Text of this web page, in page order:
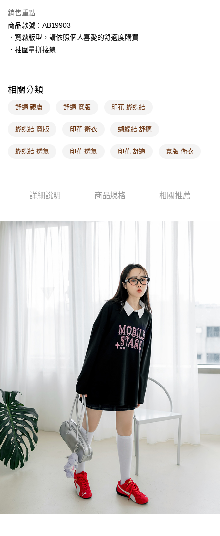
每筆NT$60，滿NT$1,000(含以上)免運費
付款後7-11取貨
每筆NT$60，滿NT$1,000(含以上)免運費
付款後門市自取
每筆NT$60，滿NT$1,000(含以上)免運費
銷售重點
商品款號：AB19903
．寬鬆版型，請依照個人喜愛的舒適度購買
．袖圍量拼接線
相關分類
舒適 親膚 舒適 寬版 印花 蝴蝶結
蝴蝶結 寬版 印花 衛衣 蝴蝶結 舒適
蝴蝶結 透氣 印花 透氣 印花 舒適 寬版 衛衣
詳細說明 商品規格 相關推薦